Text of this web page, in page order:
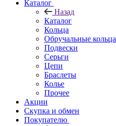
Каталог
Назад
Каталог
Кольца
Обручальные кольца
Подвески
Серьги
Цепи
Браслеты
Колье
Прочее
Акции
Скупка и обмен
Покупателю